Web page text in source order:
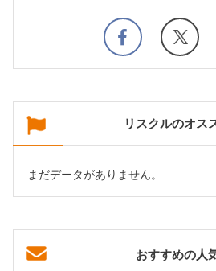
リスクルのオス
まだデータがありません。
おすすめの人